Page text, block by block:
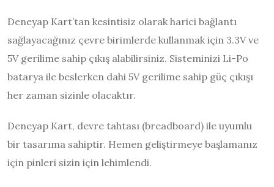
Deneyap Kart’tan kesintisiz olarak harici bağlantı
sağlayacağınız çevre birimlerde kullanmak için 3.3V ve
5V gerilime sahip çıkış alabilirsiniz. Sisteminizi Li-Po
batarya ile beslerken dahi 5V gerilime sahip güç çıkışı
her zaman sizinle olacaktır.
Deneyap Kart, devre tahtası (breadboard) ile uyumlu
bir tasarıma sahiptir. Hemen geliştirmeye başlamanız
için pinleri sizin için lehimlendi.